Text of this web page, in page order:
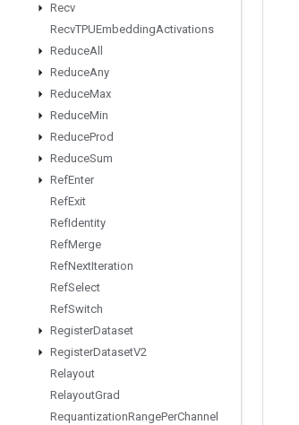
Recv
RecvTPUEmbeddingActivations
ReduceAll
ReduceAny
ReduceMax
ReduceMin
ReduceProd
ReduceSum
RefEnter
RefExit
RefIdentity
RefMerge
RefNextIteration
RefSelect
RefSwitch
RegisterDataset
RegisterDatasetV2
Relayout
RelayoutGrad
RequantizationRangePerChannel